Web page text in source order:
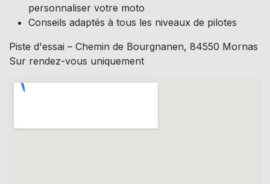
personnaliser votre moto
Conseils adaptés à tous les niveaux de pilotes
Piste d'essai – Chemin de Bourgnanen, 84550 Mornas
Sur rendez-vous uniquement